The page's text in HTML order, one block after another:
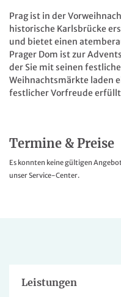
Prag ist in der
historische Karlsbrücke
und bietet einen
Prager Dom ist zur
der Sie mit seinen
Weihnachtsmärkte laden
festlicher Vorfreude
Termine & Preise
Es konnten keine gültigen
unser Service-Center.
Leistungen